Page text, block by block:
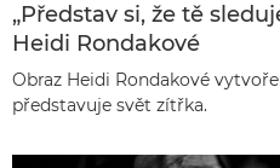
„Představ si, že tě
Heidi Rondakové
Obraz Heidi Rondakové
představuje svět zítřka.